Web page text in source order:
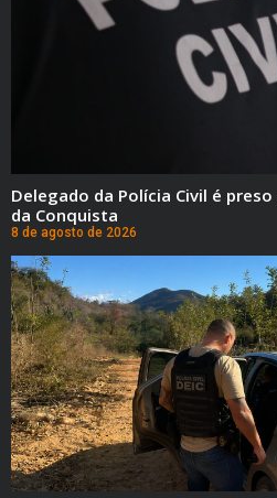
Delegado da Polícia Civil é
da Conquista
8 de agosto de 2026